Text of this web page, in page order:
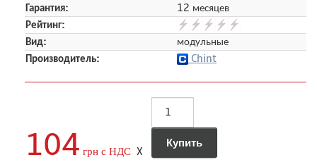
Гарантия:
12 месяцев
Рейтинг:
Вид:
модульные
Производитель:
Chint
104 грн с НДС X